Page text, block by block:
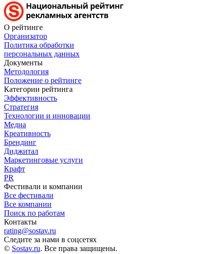
О рейтинге
Организатор
Политика обработки
персональных данных
Документы
Методология
Положение о рейтинге
Категории рейтинга
Эффективность
Стратегия
Технологии и инновации
Медиа
Креативность
Брендинг
Диджитал
Маркетинговые услуги
Крафт
PR
Фестивали и компании
Все фестивали
Все компании
Поиск по работам
Контакты
rating@sostav.ru
Следите за нами в соцсетях
© Sostav.ru. Все права защищены.